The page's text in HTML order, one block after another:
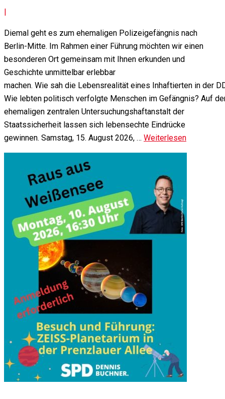
|
Diemal geht es zum ehemaligen Polizeigefängnis nach
Berlin-Mitte. Im Rahmen einer Führung möchten wir einen
besonderen Ort gemeinsam mit Ihnen erkunden und
Geschichte unmittelbar erlebbar
machen. Wie sah die Lebensrealität eines Inhaftierten in der
Wie lebten politisch verfolgte Menschen im Gefängnis? Auf
ehemaligen zentralen Untersuchungshaftanstalt der
Staatssicherheit lassen sich lebensechte Eindrücke
gewinnen. Samstag, 15. August 2026, … Weiterlesen